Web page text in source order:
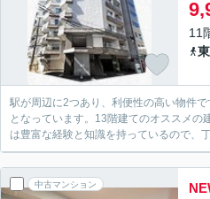
11
駅が周辺に2つあり、利便性の高い物件
となっています。13階建てのオススメの
は豊富な経験と知識を持っているので、
中古マンション